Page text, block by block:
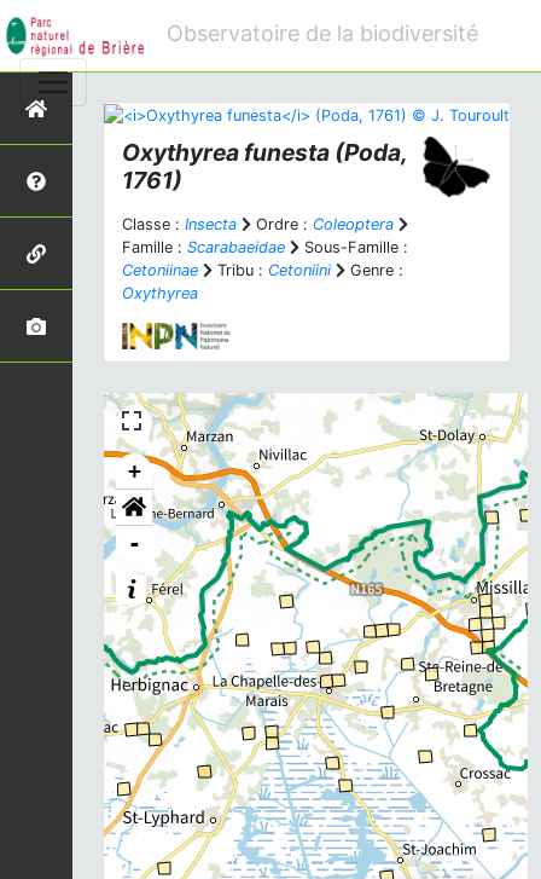
Observatoire de la biodiversité
Oxythyrea funesta (Poda,
1761)
Classe : Insecta Ordre : Coleoptera
Famille : Scarabaeidae
Sous-Famille :
Cetoniinae
Tribu : Cetoniini
Genre :
Oxythyrea
+
-